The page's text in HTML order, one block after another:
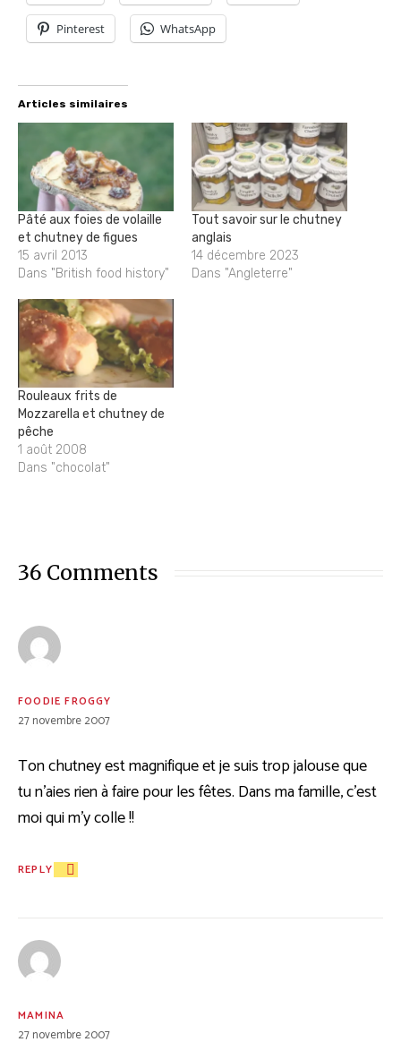
Pinterest WhatsApp
Articles similaires
Pâté aux foies de volaille
et chutney de figues
15 avril 2013
Dans "British food history"
Tout savoir sur le chutney
anglais
14 décembre 2023
Dans "Angleterre"
Rouleaux frits de
Mozzarella et chutney de
pêche
1 août 2008
Dans "chocolat"
36 Comments
FOODIE FROGGY
27 novembre 2007
Ton chutney est magnifique et je suis trop jalouse que
tu n’aies rien à faire pour les fêtes. Dans ma famille, c’est
moi qui m’y colle !!
REPLY
MAMINA
27 novembre 2007